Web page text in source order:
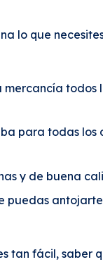
lo que
para todas
y de buena
puedas
tan fácil,